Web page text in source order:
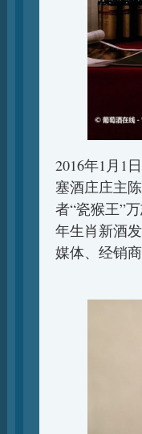
2016年1月1
塞酒庄庄主
者“瓷猴王”
年生肖新酒
媒体、经销